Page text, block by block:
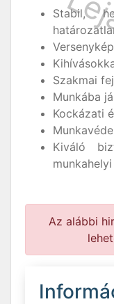
Stabil,
Szakmai
Munkába
Kockázati
Kiváló
Az alábbi